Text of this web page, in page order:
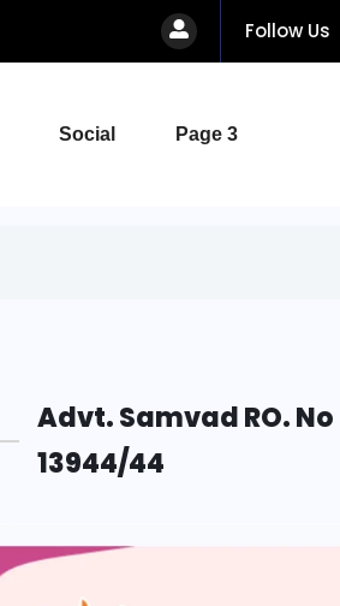
Follow Us
Social Page 3
Advt. Samvad RO. No
13944/44